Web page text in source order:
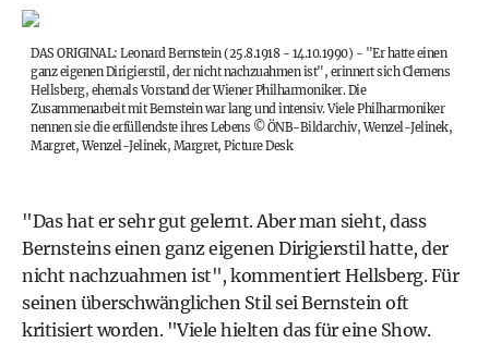
DAS ORIGINAL: Leonard Bernstein (25.8.1918 - 14.10.1990) - "Er hatte einen
ganz eigenen Dirigierstil, der nicht nachzuahmen ist", erinnert sich Clemens
Hellsberg, ehemals Vorstand der Wiener Philharmoniker. Die
Zusammenarbeit mit Bernstein war lang und intensiv. Viele Philharmoniker
nennen sie die erfüllendste ihres Lebens ©ÖNB-Bildarchiv, Wenzel-Jelinek,
Margret, Wenzel-Jelinek, Margret, Picture Desk
"Das hat er sehr gut gelernt. Aber man sieht, dass
Bernsteins einen ganz eigenen Dirigierstil hatte, der
nicht nachzuahmen ist", kommentiert Hellsberg. Für
seinen überschwänglichen Stil sei Bernstein oft
kritisiert worden. "Viele hielten das für eine Show.